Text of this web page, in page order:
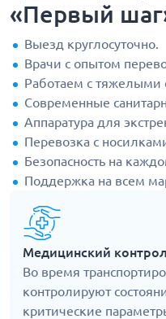
«Первый
Выезд круглосуточно.
Врачи с опытом
Работаем с тяжелыми
Современные
Аппаратура для
Перевозка с
Безопасность на
Поддержка на всем
Медицинский
Во время
контролируют
критические